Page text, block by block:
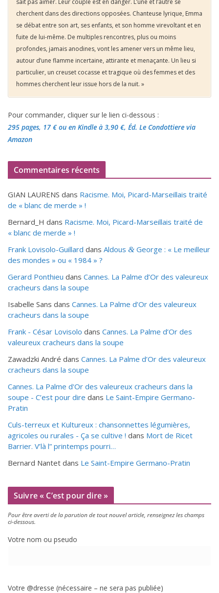
sait pas aimer. Leur couple est en danger. L’une et l’autre se
cherchent dans des directions opposées. Chanteuse lyrique, Emma
se débat entre son art, ses enfants, et son homme virevoltant et en
fuite de lui-même. De multiples rencontres, plus ou moins
profondes, jamais anodines, vont les amener vers un même lieu,
autour d’une flamme incertaine, attirante et menaçante. Un lieu si
particulier, un creuset cocasse et tragique où des femmes et des
hommes cherchent leur issue hors de la nuit. »
Pour commander, cliquer sur le lien ci-dessous :
295 pages, 17 €ou en Kindle à 3,90 €, Éd. Le Condottiere via
Amazon
Commentaires récents
GIAN LAURENS dans Racisme. Moi, Picard-Marseillais traité
de « blanc de merde » !
Bernard_H dans Racisme. Moi, Picard-Marseillais traité de
« blanc de merde » !
Frank Lovisolo-Guillard dans Aldous & George : « Le meilleur
des mondes » ou « 1984 » ?
Gerard Ponthieu dans Cannes. La Palme d’Or des valeureux
cracheurs dans la soupe
Isabelle Sans dans Cannes. La Palme d’Or des valeureux
cracheurs dans la soupe
Frank - César Lovisolo dans Cannes. La Palme d’Or des
valeureux cracheurs dans la soupe
Zawadzki André dans Cannes. La Palme d’Or des valeureux
cracheurs dans la soupe
Cannes. La Palme d'Or des valeureux cracheurs dans la
soupe - C’est pour dire dans Le Saint-Empire Germano-
Pratin
Culs-terreux et Kultureux : chansonnettes légumières,
agricoles ou rurales - Ça se cultive ! dans Mort de Ricet
Barrier. V’là l” printemps pourri…
Bernard Nantet dans Le Saint-Empire Germano-Pratin
Suivre « C’est pour dire »
Pour être aver­ti de la paru­tion de tout nou­vel article, ren­sei­gnez les champs
ci-dessous.
Votre nom ou pseudo
Votre @dresse (néces­saire – ne sera pas publiée)